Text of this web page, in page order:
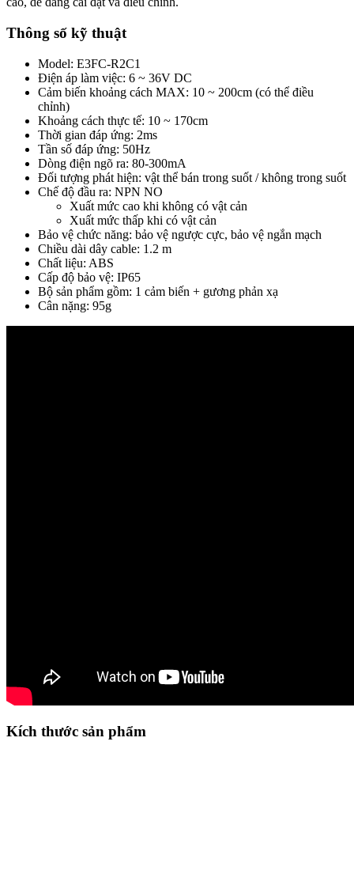
Thông số kỹ thuật
Model: E3FC-R2C1
Điện áp làm việc: 6 ~ 36V DC
Cảm biến khoảng cách MAX: 10 ~ 200cm (có thể điều
chỉnh)
Khoảng cách thực tế: 10 ~ 170cm
Thời gian đáp ứng: 2ms
Tần số đáp ứng: 50Hz
Dòng điện ngõ ra: 80-300mA
Đối tượng phát hiện: vật thể bán trong suốt / không trong suốt
Chế độ đầu ra: NPN NO
Xuất mức cao khi không có vật cản
Xuất mức thấp khi có vật cản
Bảo vệ chức năng: bảo vệ ngược cực, bảo vệ ngắn mạch
Chiều dài dây cable: 1.2 m
Chất liệu: ABS
Cấp độ bảo vệ: IP65
Bộ sản phẩm gồm: 1 cảm biến + gương phản xạ
Cân nặng: 95g
Kích thước sản phẩm